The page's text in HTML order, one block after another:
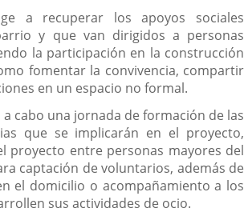
a recuperar los apoyos sociales
y que van dirigidos a personas
la participación en la construcción
fomentar la convivencia, compartir
en un espacio no formal.
a cabo una jornada de formación de las
que se implicarán en el proyecto,
proyecto entre personas mayores del
captación de voluntarios, además de
el domicilio o acompañamiento a los
sus actividades de ocio.